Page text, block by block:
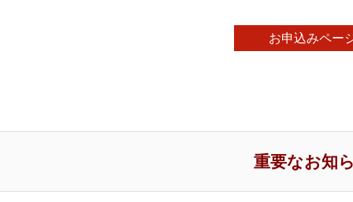
お申込みペー
重要なお知